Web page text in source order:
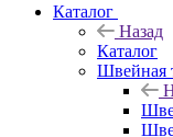
Каталог
Назад
Каталог
Швейная